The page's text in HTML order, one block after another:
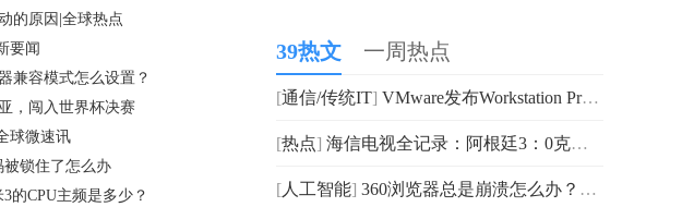
的原因|全球热点
要闻
兼容模式怎么设置？
，闯入世界杯决赛
球微速讯
锁住了怎么办
的CPU主频是多少？
39热文 一周热点
[通信/传统IT] VMware发布Workstation Pro和Workstation Player虚拟机软件的16.2.5更新
[热点] 海信电视全记录：阿根廷3：0克罗地亚，闯入世界杯决赛
[ 人工智能] 360浏览器总是崩溃怎么办？360浏览器兼容模式怎么设置？